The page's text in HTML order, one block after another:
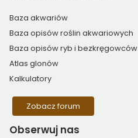
Baza akwariów
Baza opisów roślin akwariowych
Baza opisów ryb i bezkręgowców
Atlas glonów
Kalkulatory
Zobacz forum
Obserwuj nas